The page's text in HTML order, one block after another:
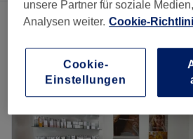
Ein Salon, der anbietet:
gesichtsbehandlungen in Bad Lippspringe,
unsere Partner für soziale
Analysen weiter. Cookie-
Cookie-
Einstellungen